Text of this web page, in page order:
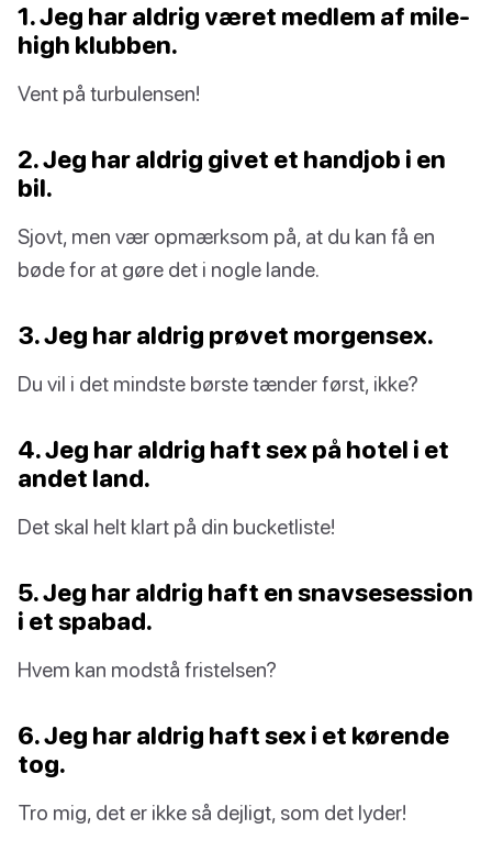
1. Jeg har aldrig været medlem af mile-
high klubben.
Vent på turbulensen!
2. Jeg har aldrig givet et handjob i en
bil.
Sjovt, men vær opmærksom på, at du kan få en
bøde for at gøre det i nogle lande.
3. Jeg har aldrig prøvet morgensex.
Du vil i det mindste børste tænder først, ikke?
4. Jeg har aldrig haft sex på hotel i et
andet land.
Det skal helt klart på din bucketliste!
5. Jeg har aldrig haft en snavsesession
i et spabad.
Hvem kan modstå fristelsen?
6. Jeg har aldrig haft sex i et kørende
tog.
Tro mig, det er ikke så dejligt, som det lyder!